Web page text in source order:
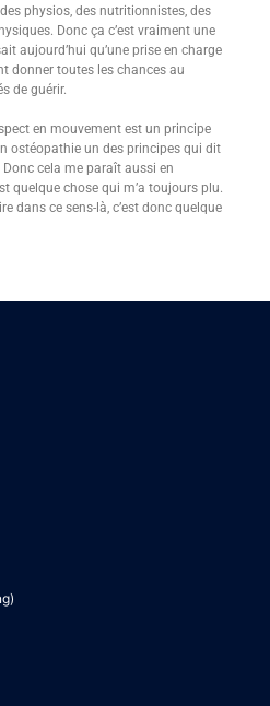
physios, des nutritionnistes, des
Donc ça c’est vraiment une
aujourd’hui qu’une prise en charge
donner toutes les chances au
de guérir.
en mouvement est un principe
ostéopathie un des principes qui dit
cela me paraît aussi en
quelque chose qui m’a toujours plu.
dans ce sens-là, c’est donc quelque